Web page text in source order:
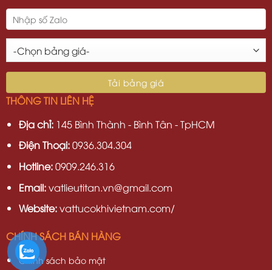
THÔNG TIN LIÊN HỆ
Địa chỉ:145 Bình Thành - Bình Tân - TpHCM
Điện Thoại:0936.304.304
Hotline:0909.246.316
Email:vatlieutitan.vn@gmail.com
Website:vattucokhivietnam.com/
CHÍNH SÁCH BÁN HÀNG
Chính sách bảo mật